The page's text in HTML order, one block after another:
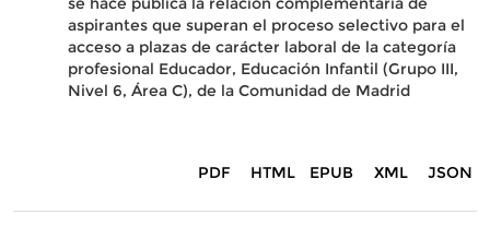
aspirantes que superan el proceso selectivo para el
acceso a plazas de carácter laboral de la categoría
profesional Educador, Educación Infantil (Grupo III,
Nivel 6, Área C), de la Comunidad de Madrid
PDF HTML EPUB XML JSON